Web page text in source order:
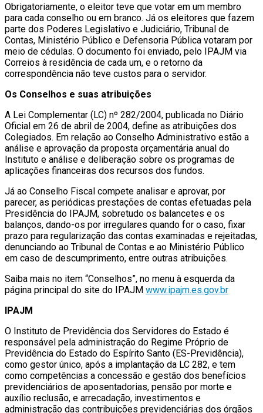
Obrigatoriamente, o eleitor teve que votar em um membro
para cada conselho ou em branco. Já os eleitores que fazem
parte dos Poderes Legislativo e Judiciário, Tribunal de
Contas, Ministério Público e Defensoria Pública votaram por
meio de cédulas. O documento foi enviado, pelo IPAJM via
Correios à residência de cada um, e o retorno da
correspondência não teve custos para o servidor.
Os Conselhos e suas atribuições
A Lei Complementar (LC) nº 282/2004, publicada no Diário
Oficial em 26 de abril de 2004, define as atribuições dos
Colegiados. Em relação ao Conselho Administrativo estão a
análise e aprovação da proposta orçamentária anual do
Instituto e análise e deliberação sobre os programas de
aplicações financeiras dos recursos dos fundos.
Já ao Conselho Fiscal compete analisar e aprovar, por
parecer, as periódicas prestações de contas efetuadas pela
Presidência do IPAJM, sobretudo os balancetes e os
balanços, dando-os por irregulares quando for o caso, fixar
prazo para regularização das contas examinadas e rejeitadas,
denunciando ao Tribunal de Contas e ao Ministério Público
em caso de descumprimento, entre outras atribuições.
Saiba mais no item “Conselhos”, no menu à esquerda da
página principal do site do IPAJM www.ipajm.es.gov.br
IPAJM
O Instituto de Previdência dos Servidores do Estado é
responsável pela administração do Regime Próprio de
Previdência do Estado do Espírito Santo (ES-Previdência),
como gestor único, após a implantação da LC 282, e tem
como competências a concessão e gestão dos benefícios
previdenciários de aposentadorias, pensão por morte e
auxílio reclusão, e arrecadação, investimentos e
administração das contribuições previdenciárias dos órgãos